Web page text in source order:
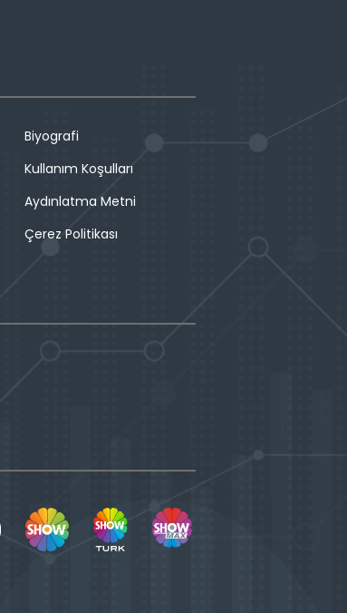
Biyografi
Kullanım Koşulları
Aydınlatma Metni
Çerez Politikası